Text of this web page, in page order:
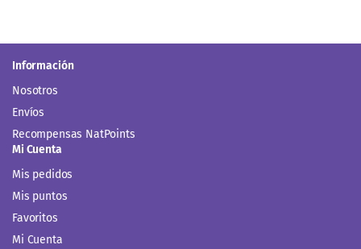
Información
Nosotros
Envíos
Recompensas NatPoints
Mi Cuenta
Mis pedidos
Mis puntos
Favoritos
Mi Cuenta